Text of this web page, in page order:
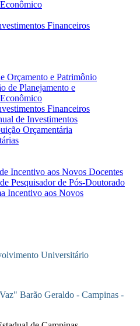
Financeiros
Orçamento e Patrimônio
de Planejamento e
Financeiros
de Investimentos
Orçamentária
Incentivo aos Novos Docentes
Pesquisador de Pós-Doutorado
Incentivo aos Novos
Universitário
Barão Geraldo - Campinas -